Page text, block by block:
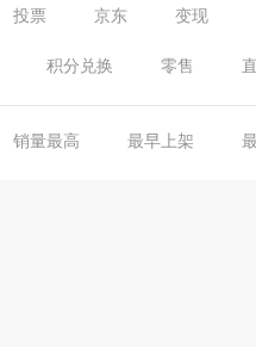
投票 京东 变现
积分兑换 零售
销量最高 最早上架